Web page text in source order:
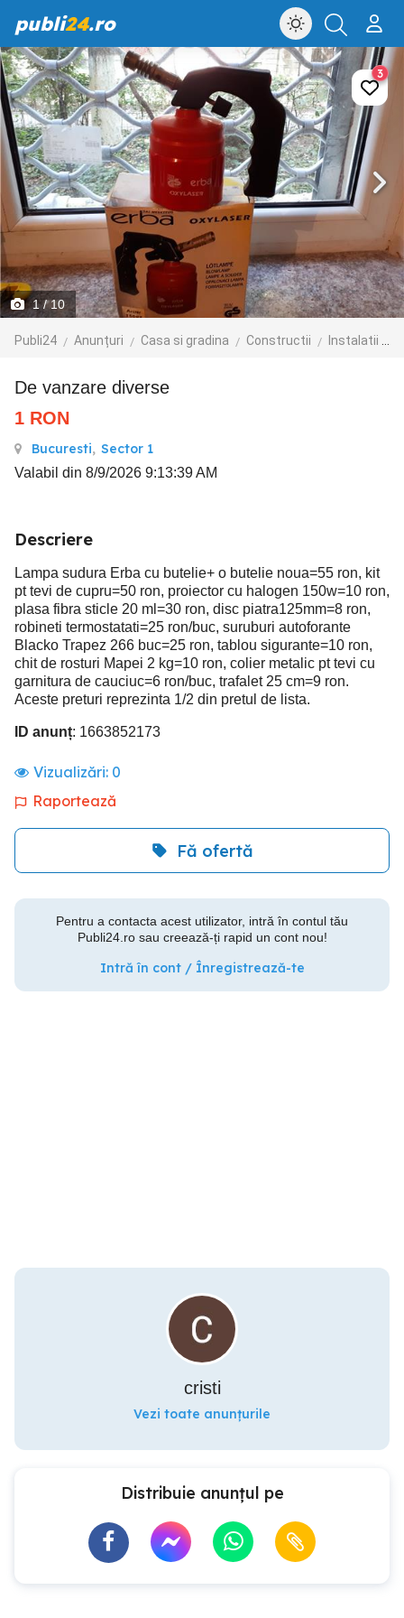
publi24.ro
1/ 10
Publi24 Anunțuri Casa si gradina Constructii Instalatii sanitare, canalizare
3
De vanzare diverse
1 RON
Bucuresti, Sector 1
Valabil din 8/9/2026 9:13:39 AM
Descriere
Lampa sudura Erba cu butelie+ o butelie noua=55 ron, kit
pt tevi de cupru=50 ron, proiector cu halogen 150w=10 ron,
plasa fibra sticle 20 ml=30 ron, disc piatra125mm=8 ron,
robineti termostatati=25 ron/buc, suruburi autoforante
Blacko Trapez 266 buc=25 ron, tablou sigurante=10 ron,
chit de rosturi Mapei 2 kg=10 ron, colier metalic pt tevi cu
garnitura de cauciuc=6 ron/buc, trafalet 25 cm=9 ron.
Aceste preturi reprezinta 1/2 din pretul de lista.
ID anunț: 1663852173
Vizualizări: 0
Raportează
Fă ofertă
Pentru a contacta acest utilizator, intră în contul tău
Publi24.ro sau creează-ți rapid un cont nou!
Intră în cont / Înregistrează-te
cristi
Vezi toate anunțurile
Distribuie anunțul pe